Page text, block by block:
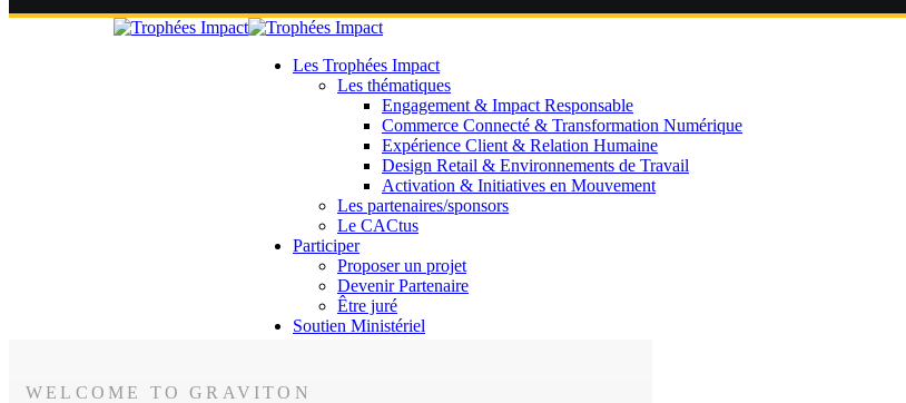
Les Trophées Impact
Les thématiques
Engagement & Impact Responsable
Commerce Connecté & Transformation Numérique
Expérience Client & Relation Humaine
Design Retail & Environnements de Travail
Activation & Initiatives en Mouvement
Les partenaires/sponsors
Le CACtus
Participer
Proposer un projet
Devenir Partenaire
Être juré
Soutien Ministériel
WELCOME TO GRAVITON